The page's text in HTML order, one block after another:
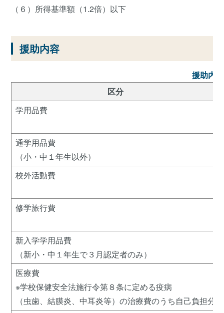
（６）所得基準額（1.2倍）以下
援助内容
援助内容
区分
学用品費
通学用品費
（小・中１年生以外）
校外活動費
修学旅行費
新入学学用品費
（新小・中１年生で３月認定者のみ）
医療費
※学校保健安全法施行令第８条に定める疫病
（虫歯、結膜炎、中耳炎等）の治療費のうち自己負担分